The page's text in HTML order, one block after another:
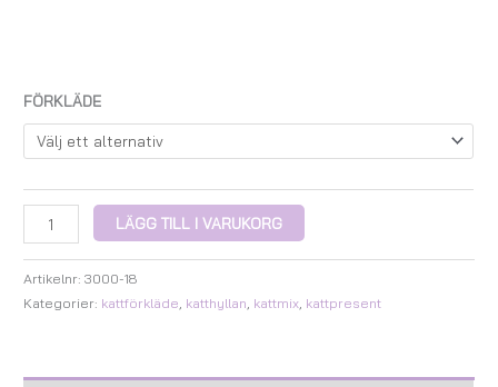
FÖRKLÄDE
LÄGG TILL I VARUKORG
Artikelnr:3000-18
Kategorier: kattförkläde, katthyllan, kattmix, kattpresent